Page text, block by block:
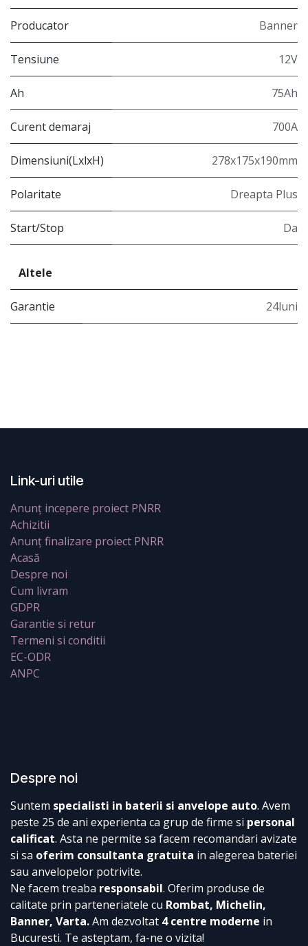
Producator Banner
Tensiune 12V
Ah 75Ah
Curent demaraj 700A
Dimensiuni(LxlxH) 278x175x190mm
Polaritate Dreapta Plus
Start/Stop Da
Altele
Garantie 24luni
Link-uri utile
Anunț incepere proiect PNRR
Achizitii
Anunț finalizare proiect PNRR
Acasă
Despre noi
Cum livram
GDPR
Garantie si retur
Termeni si conditii
EC-ODR
ANPC
Despre noi
Suntem specialisti in baterii si anvelope auto. Avem
peste 25 de ani experienta ca grup de firme si personal
calificat. Asta ne permite sa facem recomandari avizate
si sa oferim consultanta gratuita in alegerea bateriei
sau anvelopelor potrivite.
Ne facem treaba responsabil. Oferim produse de
calitate prin parteneriatele cu Rombat, Michelin,
Banner, Varta.Am dezvoltat 4 centre moderne in
Bucuresti. Te asteptam, fa-ne o vizita!